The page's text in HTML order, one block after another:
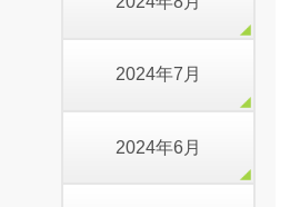
2024年7月
2024年6月